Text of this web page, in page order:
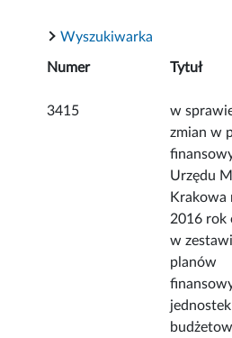
Wyszukiwarka
Numer Tytuł
3415
w
zmian w
Urzędu
Krakowa
2016 rok
w
planów
jednostek